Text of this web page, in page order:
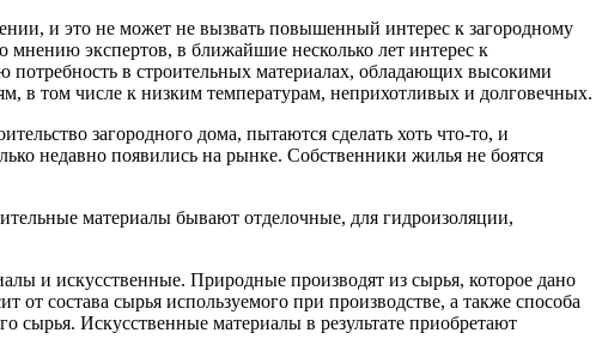
и это не может не вызвать повышенный интерес к загородному
мнению экспертов, в ближайшие несколько лет интерес к
потребность в строительных материалах, обладающих высокими
в том числе к низким температурам, неприхотливых и долговечных.
загородного дома, пытаются сделать хоть что-то, и
недавно появились на рынке. Собственники жилья не боятся
материалы бывают отделочные, для гидроизоляции,
и искусственные. Природные производят из сырья, которое дано
состава сырья используемого при производстве, а также способа
сырья. Искусственные материалы в результате приобретают